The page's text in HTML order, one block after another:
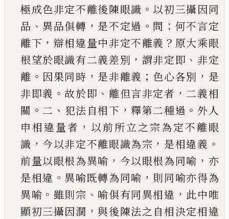
極成色非定不離後陳眼識 。 以初三攝因同
品 、 異品俱轉 ， 是不定過 。 問 ： 何不言定
離下 ， 辯相違量中非定不離義 ？ 原大乘眼
根望於眼識有二義差別 ， 謂非定即 、 非定
離 。 因果同時 ， 是非離義 ； 色心各別 ， 是
非即義 。故於即 、 離但言非定者 ， 二義相
關 。 二 、 犯法自相下 ，釋第二種過 。 外人
申相違量者 ， 以前所立之宗為定不離眼
識 ， 今以非定不離眼識為宗 ， 是相違義 。
前量以眼根為異喻 ， 今以眼根為同喻 ， 亦
是相違 。 異喻既轉為同喻 ， 則同喻亦得為
異喻 。 雖則宗 、 喻俱有同異相違 ， 此中唯
顯初三攝因濶 ，與後陳法之自相決定相違